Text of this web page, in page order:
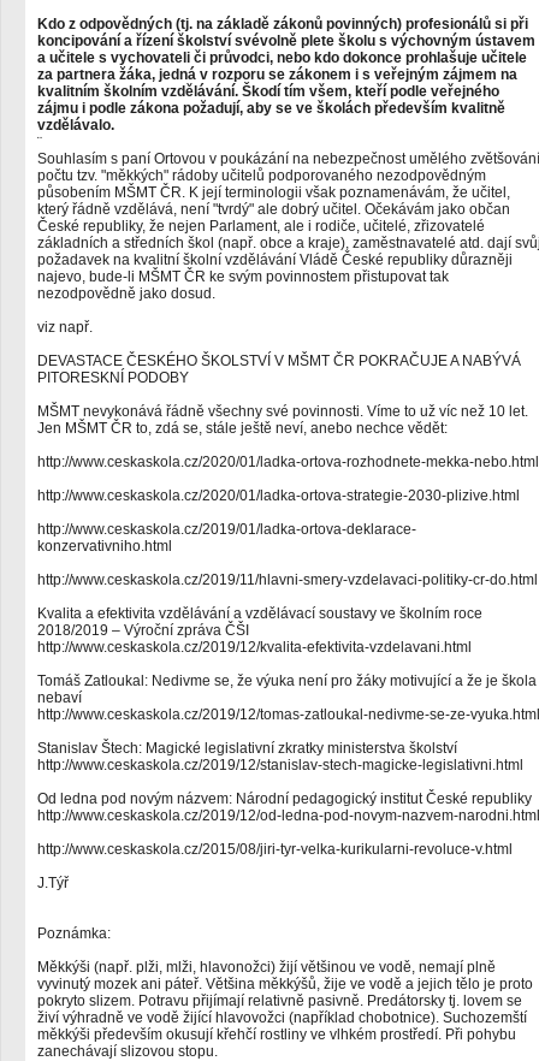
Kdo z odpovědných (tj. na základě zákonů povinných) profesionálů si při
koncipování a řízení školství svévolně plete školu s výchovným ústavem
a učitele s vychovateli či průvodci, nebo kdo dokonce prohlašuje učitele
za partnera žáka, jedná v rozporu se zákonem i s veřejným zájmem na
kvalitním školním vzdělávání. Škodí tím všem, kteří podle veřejného
zájmu i podle zákona požadují, aby se ve školách především kvalitně
vzdělávalo.
¨
Souhlasím s paní Ortovou v poukázání na nebezpečnost umělého zvětšování
počtu tzv. "měkkých" rádoby učitelů podporovaného nezodpovědným
působením MŠMT ČR. K její terminologii však poznamenávám, že učitel,
který řádně vzdělává, není "tvrdý" ale dobrý učitel. Očekávám jako občan
České republiky, že nejen Parlament, ale i rodiče, učitelé, zřizovatelé
základních a středních škol (např. obce a kraje), zaměstnavatelé atd. dají
požadavek na kvalitní školní vzdělávání Vládě České republiky důrazněji
najevo, bude-li MŠMT ČR ke svým povinnostem přistupovat tak
nezodpovědně jako dosud.
viz např.
DEVASTACE ČESKÉHO ŠKOLSTVÍ V MŠMT ČR POKRAČUJE A NABÝVÁ
PITORESKNÍ PODOBY
MŠMT nevykonává řádně všechny své povinnosti. Víme to už víc než 10 let.
Jen MŠMT ČR to, zdá se, stále ještě neví, anebo nechce vědět:
http://www.ceskaskola.cz/2020/01/ladka-ortova-rozhodnete-mekka-nebo.html
http://www.ceskaskola.cz/2020/01/ladka-ortova-strategie-2030-plizive.html
http://www.ceskaskola.cz/2019/01/ladka-ortova-deklarace-
konzervativniho.html
http://www.ceskaskola.cz/2019/11/hlavni-smery-vzdelavaci-politiky-cr-do.html
Kvalita a efektivita vzdělávání a vzdělávací soustavy ve školním roce
2018/2019 – Výroční zpráva ČŠI
http://www.ceskaskola.cz/2019/12/kvalita-efektivita-vzdelavani.html
Tomáš Zatloukal: Nedivme se, že výuka není pro žáky motivující a že je škola
nebaví
http://www.ceskaskola.cz/2019/12/tomas-zatloukal-nedivme-se-ze-vyuka.html
Stanislav Štech: Magické legislativní zkratky ministerstva školství
http://www.ceskaskola.cz/2019/12/stanislav-stech-magicke-legislativni.html
Od ledna pod novým názvem: Národní pedagogický institut České republiky
http://www.ceskaskola.cz/2019/12/od-ledna-pod-novym-nazvem-narodni.html
http://www.ceskaskola.cz/2015/08/jiri-tyr-velka-kurikularni-revoluce-v.html
J.Týř
Poznámka:
Měkkýši (např. plži, mlži, hlavonožci) žijí většinou ve vodě, nemají plně
vyvinutý mozek ani páteř. Většina měkkýšů, žije ve vodě a jejich tělo je proto
pokryto slizem. Potravu přijímají relativně pasivně. Predátorsky tj. lovem se
živí výhradně ve vodě žijící hlavovožci (například chobotnice). Suchozemští
měkkýši především okusují křehčí rostliny ve vlhkém prostředí. Při pohybu
zanechávají slizovou stopu.